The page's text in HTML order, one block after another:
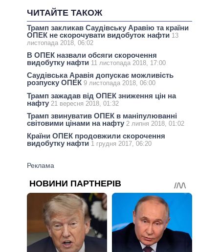
ЧИТАЙТЕ ТАКОЖ
Трамп закликав Саудівську Аравію та країни
ОПЕК не скорочувати видобуток нафти 13
листопада 2018, 06:02
В ОПЕК назвали обсяги скорочення
видобутку нафти 11 листопада 2018, 17:00
Саудівська Аравія допускає можливість
розпуску ОПЕК 9 листопада 2018, 06:00
Трамп зажадав від ОПЕК зниження цін на
нафту 21 вересня 2018, 01:32
Трамп звинуватив ОПЕК в маніпулюванні
світовими цінами на нафту 2 липня 2018, 01:02
Країни ОПЕК продовжили скорочення
видобутку нафти 1 грудня 2017, 06:20